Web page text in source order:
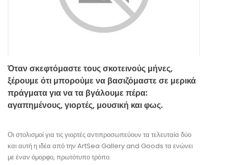
ΚΑΛΛΙΕΡΓΕΙΕΣ
Όταν σκεφτόμαστε τους σκοτεινούς μήνες,
ξέρουμε ότι μπορούμε να βασιζόμαστε σε μερικά
πράγματα για να τα βγάλουμε πέρα:
αγαπημένους, γιορτές, μουσική και φως.
Οι στολισμοί για τις γιορτές αντιπροσωπεύουν τα τελευταία δύο
και αυτή η ιδέα από την ArtSea Gallery and Goods τα ενώνει
με έναν όμορφο, πρωτότυπο τρόπο.